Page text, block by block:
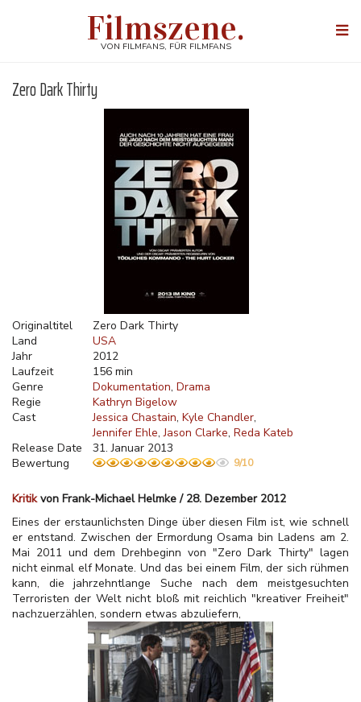
Filmszene.
VON FILMFANS, FÜR FILMFANS
Zero Dark Thirty
Originaltitel
Zero Dark Thirty
Land
USA
Jahr
2012
Laufzeit
156 min
Genre
Dokumentation Drama
Regie
Kathryn Bigelow
Cast
Jessica Chastain Kyle Chandler
Jennifer Ehle Jason Clarke Reda Kateb
Release Date
31. Januar 2013
Bewertung
9/10
Kritikvon Frank-Michael Helmke / 28. Dezember 2012
Eines der erstaunlichsten Dinge über diesen Film ist, wie schnell
er entstand. Zwischen der Ermordung Osama bin Ladens am 2.
Mai 2011 und dem Drehbeginn von "Zero Dark Thirty" lagen
nicht einmal elf Monate. Und das bei einem Film, der sich rühmen
kann, die jahrzehntlange Suche nach dem meistgesuchten
Terroristen der Welt nicht bloß mit reichlich "kreativer Freiheit"
nachzuerzählen, sondern etwas abzuliefern,